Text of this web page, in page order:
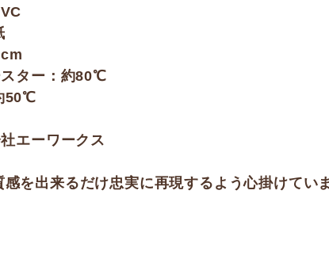
ター：約80℃
50℃
エーワークス
を出来るだけ忠実に再現するよう心掛けてい